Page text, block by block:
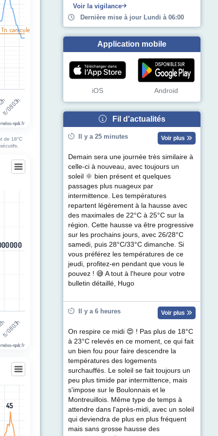
11/08 03h
meteo-npdc.fr
Tn. canicule
de 18°C
de précipitations (mm). Data ranges from -0.5 to 0.5.
0
00
00
00
00
0
11/08 03h
meteo-npdc.fr
(km/h). Data ranges from 0 to 45.
45
45
Voir la vigilance
Dernière mise à jour Lundi à 06:00
Application mobile
iOS Android
Fil d'actualités
Il y a 25 minutes Voir plus
Demain sera une journée très similaire à
celle-ci à nouveau, avec toujours un
soleil 🌞 bien présent et quelques
passages plus nuageux par
intermittence. Les températures
repartent légèrement à la hausse avec
des maximales de 22°C à 25°C sur la
région. Cette hausse va être progressive
sur les prochains jours, avec 26/28°C
samedi, puis 28°C/33°C dimanche. Si
vous préférez les températures de ce
jeudi, profitez-en pendant que vous le
pouvez ! 😅 A tout à l'heure pour votre
bulletin détaillé, Hugo
Il y a 6 heures Voir plus
On respire ce midi 😍 ! Pas plus de 18°C
à 23°C relevés en ce moment, ce qui fait
un bien fou pour faire descendre la
températures des logements
surchauffés. Le soleil se fait toujours un
peu plus timide par intermittence, mais
s'impose sur le Boulonnais et le
Montreuillois. Même type de temps à
attendre dans l'après-midi, avec un soleil
qui deviendra de plus en plus fréquent
mais sans grosse hausse des